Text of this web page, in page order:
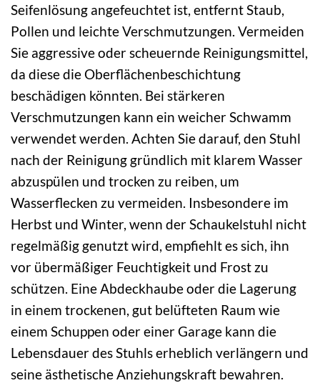
Seifenlösung angefeuchtet ist, entfernt Staub,
Pollen und leichte Verschmutzungen. Vermeiden
Sie aggressive oder scheuernde Reinigungsmittel,
da diese die Oberflächenbeschichtung
beschädigen könnten. Bei stärkeren
Verschmutzungen kann ein weicher Schwamm
verwendet werden. Achten Sie darauf, den Stuhl
nach der Reinigung gründlich mit klarem Wasser
abzuspülen und trocken zu reiben, um
Wasserflecken zu vermeiden. Insbesondere im
Herbst und Winter, wenn der Schaukelstuhl nicht
regelmäßig genutzt wird, empfiehlt es sich, ihn
vor übermäßiger Feuchtigkeit und Frost zu
schützen. Eine Abdeckhaube oder die Lagerung
in einem trockenen, gut belüfteten Raum wie
einem Schuppen oder einer Garage kann die
Lebensdauer des Stuhls erheblich verlängern und
seine ästhetische Anziehungskraft bewahren.